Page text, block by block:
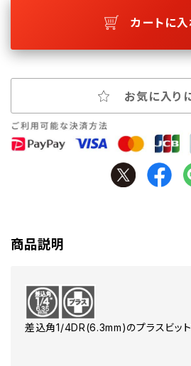
カートに
お気に入り
商品説明
差込角1/4DR(6.3mm)のプラスビット